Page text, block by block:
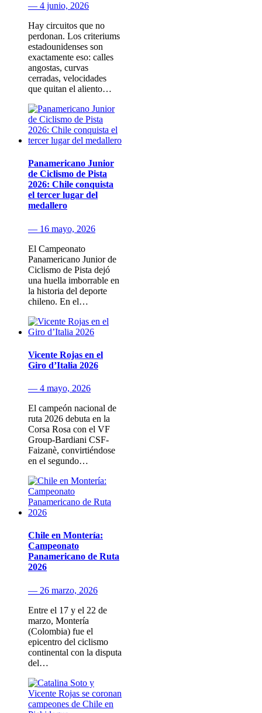
— 4 junio, 2026
Hay circuitos que no
perdonan. Los criteriums
estadounidenses son
exactamente eso: calles
angostas, curvas
cerradas, velocidades
que quitan el aliento…
Panamericano Junior
de Ciclismo de Pista
2026: Chile conquista
el tercer lugar del
medallero
— 16 mayo, 2026
El Campeonato
Panamericano Junior de
Ciclismo de Pista dejó
una huella imborrable en
la historia del deporte
chileno. En el…
Vicente Rojas en el
Giro d’Italia 2026
— 4 mayo, 2026
El campeón nacional de
ruta 2026 debuta en la
Corsa Rosa con el VF
Group-Bardiani CSF-
Faizanè, convirtiéndose
en el segundo…
Chile en Montería:
Campeonato
Panamericano de Ruta
2026
— 26 marzo, 2026
Entre el 17 y el 22 de
marzo, Montería
(Colombia) fue el
epicentro del ciclismo
continental con la disputa
del…